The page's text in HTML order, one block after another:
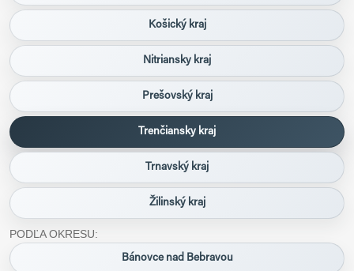
Košický kraj
Nitriansky kraj
Prešovský kraj
Trenčiansky kraj
Trnavský kraj
Žilinský kraj
PODĽA OKRESU:
Bánovce nad Bebravou